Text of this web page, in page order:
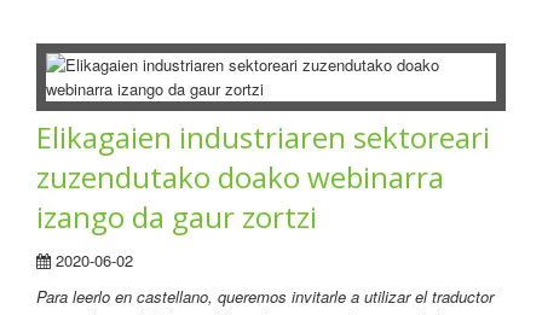
Elikagaien industriaren sektoreari
zuzendutako doako webinarra
izango da gaur zortzi
2020-06-02
Para leerlo en castellano, queremos invitarle a utilizar el traductor